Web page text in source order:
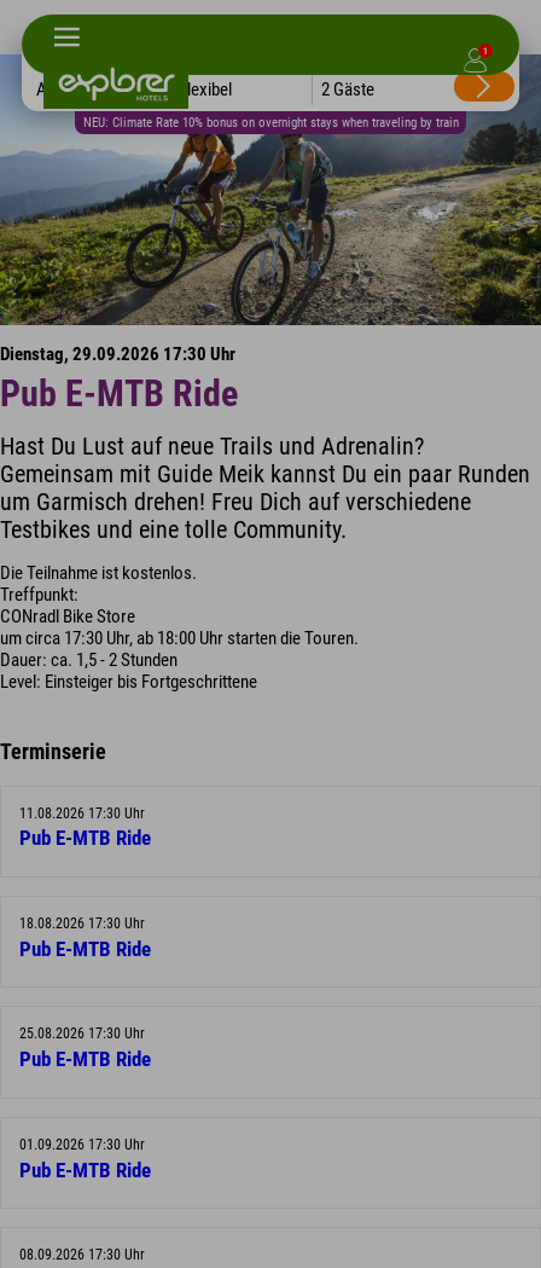
1
NEU: Climate Rate 10% bonus on overnight stays when traveling by train
Alle Hotels Flexibel 2 Gäste
Dienstag, 29.09.2026 17:30 Uhr
Pub E-MTB Ride
Hast Du Lust auf neue Trails und Adrenalin?
Gemeinsam mit Guide Meik kannst Du ein paar Runden
um Garmisch drehen! Freu Dich auf verschiedene
Testbikes und eine tolle Community.
Die Teilnahme ist kostenlos.
Treffpunkt:
CONradl Bike Store
um circa 17:30 Uhr, ab 18:00 Uhr starten die Touren.
Dauer: ca. 1,5 - 2 Stunden
Level: Einsteiger bis Fortgeschrittene
Terminserie
11.08.2026 17:30 Uhr
Pub E-MTB Ride
18.08.2026 17:30 Uhr
Pub E-MTB Ride
25.08.2026 17:30 Uhr
Pub E-MTB Ride
01.09.2026 17:30 Uhr
Pub E-MTB Ride
08.09.2026 17:30 Uhr